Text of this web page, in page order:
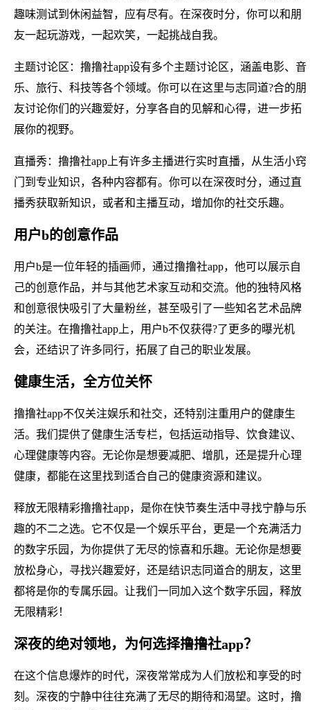
趣味测试到休闲益智，应有尽有。在深夜时分，你可以和朋
友一起玩游戏，一起欢笑，一起挑战自我。
主题讨论区：撸撸社app设有多个主题讨论区，涵盖电影、音
乐、旅行、科技等各个领域。你可以在这里与志同道?合的朋
友讨论你们的兴趣爱好，分享各自的见解和心得，进一步拓
展你的视野。
直播秀：撸撸社app上有许多主播进行实时直播，从生活小窍
门到专业知识，各种内容都有。你可以在深夜时分，通过直
播秀获取新知识，或者和主播互动，增加你的社交乐趣。
用户b的创意作品
用户b是一位年轻的插画师，通过撸撸社app，他可以展示自
己的创意作品，并与其他艺术家互动和交流。他的独特风格
和创意很快吸引了大量粉丝，甚至吸引了一些知名艺术品牌
的关注。在撸撸社app上，用户b不仅获得?了更多的曝光机
会，还结识了许多同行，拓展了自己的职业发展。
健康生活，全方位关怀
撸撸社app不仅关注娱乐和社交，还特别注重用户的健康生
活。我们提供了健康生活专栏，包括运动指导、饮食建议、
心理健康等内容。无论你是想要减肥、增肌，还是提升心理
健康，都能在这里找到适合自己的健康资源和建议。
释放无限精彩撸撸社app，是你在快节奏生活中寻找宁静与乐
趣的不二之选。它不仅是一个娱乐平台，更是一个充满活力
的数字乐园，为你提供了无尽的惊喜和乐趣。无论你是想要
放松身心，寻找兴趣爱好，还是结识志同道合的朋友，这里
都将是你的专属乐园。让我们一同加入这个数字乐园，释放
无限精彩！
深夜的绝对领地，为何选择撸撸社app？
在这个信息爆炸的时代，深夜常常成为人们放松和享受的时
刻。深夜的宁静中往往充满了无尽的期待和渴望。这时，撸